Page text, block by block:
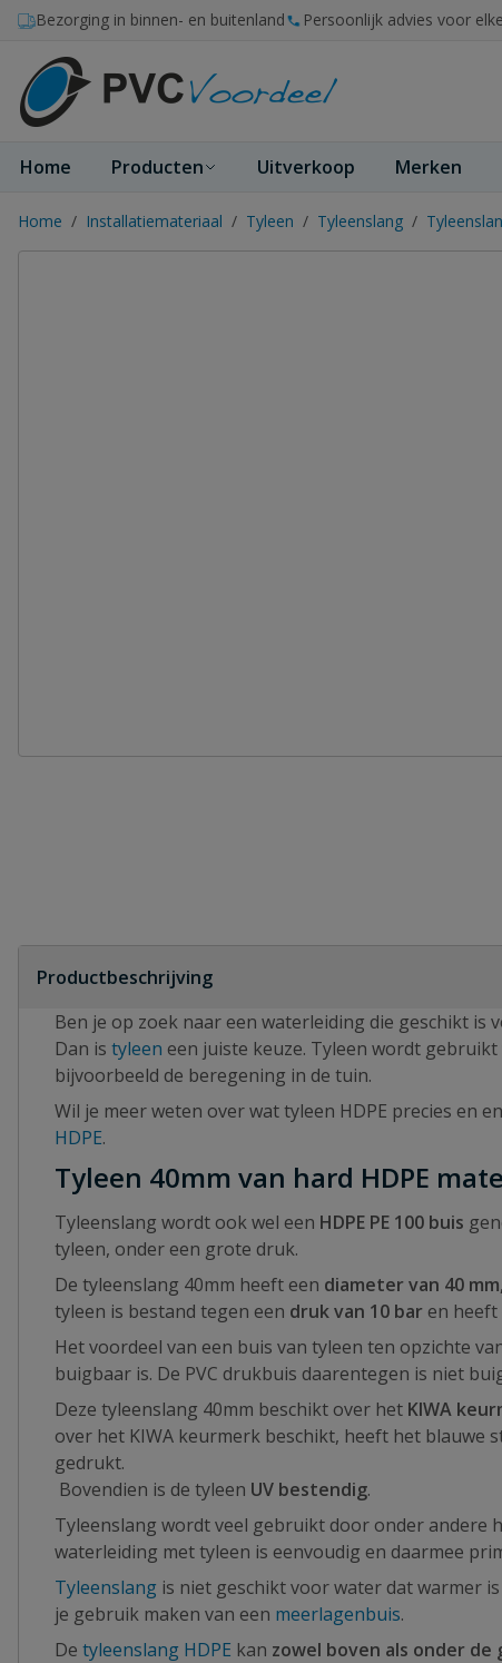
Ga naar de inhoud
Bezorging in binnen- en buitenland Persoonlijk advies voor
Home Producten Uitverkoop Merken
Home / Installatiemateriaal / Tyleen / Tyleenslang /
Productbeschrijving
Ben je op zoek naar een waterleiding die geschikt
Dan is tyleen een juiste keuze. Tyleen wordt
bijvoorbeeld de beregening in de tuin.
Wil je meer weten over wat tyleen HDPE precies en
HDPE.
Tyleen 40mm van hard HDPE
Tyleenslang wordt ook wel een HDPE PE 100 buis
tyleen, onder een grote druk.
De tyleenslang 40mm heeft een diameter van 40 mm,
tyleen is bestand tegen een druk van 10 bar en heeft
Het voordeel van een buis van tyleen ten opzichte
buigbaar is. De PVC drukbuis daarentegen is niet
Deze tyleenslang 40mm beschikt over het KIWA
over het KIWA keurmerk beschikt, heeft het blauwe
gedrukt.
Bovendien is de tyleen UV bestendig.
Tyleenslang wordt veel gebruikt door onder andere
waterleiding met tyleen is eenvoudig en daarmee
Tyleenslang is niet geschikt voor water dat warmer
je gebruik maken van een meerlagenbuis.
De tyleenslang HDPE kan zowel boven als onder de